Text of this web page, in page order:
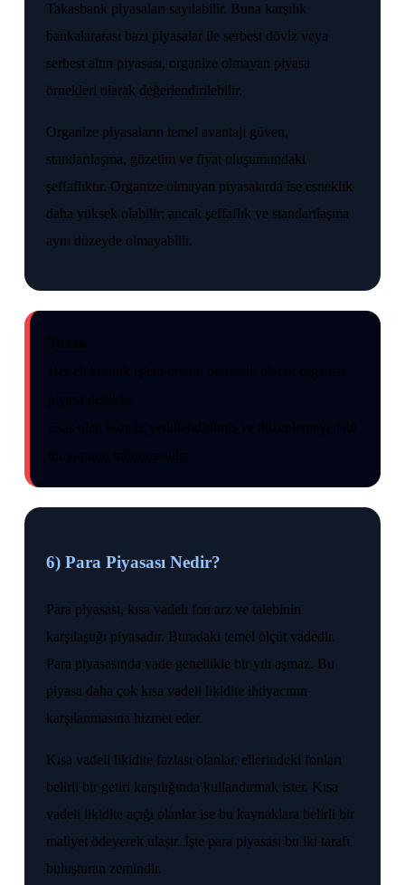
Takasbank piyasaları sayılabilir. Buna karşılık
bankalararası bazı piyasalar ile serbest döviz veya
serbest altın piyasası, organize olmayan piyasa
örnekleri olarak değerlendirilebilir.
Organize piyasaların temel avantajı güven,
standartlaşma, gözetim ve fiyat oluşumundaki
şeffaflıktır. Organize olmayan piyasalarda ise esneklik
daha yüksek olabilir; ancak şeffaflık ve standartlaşma
aynı düzeyde olmayabilir.
6) Para Piyasası Nedir?
Para piyasası, kısa vadeli fon arz ve talebinin
karşılaştığı piyasadır. Buradaki temel ölçüt vadedir.
Para piyasasında vade genellikle bir yılı aşmaz. Bu
piyasa daha çok kısa vadeli likidite ihtiyacının
karşılanmasına hizmet eder.
Kısa vadeli likidite fazlası olanlar, ellerindeki fonları
belirli bir getiri karşılığında kullandırmak ister. Kısa
vadeli likidite açığı olanlar ise bu kaynaklara belirli bir
maliyet ödeyerek ulaşır. İşte para piyasası bu iki tarafı
buluşturan zemindir.